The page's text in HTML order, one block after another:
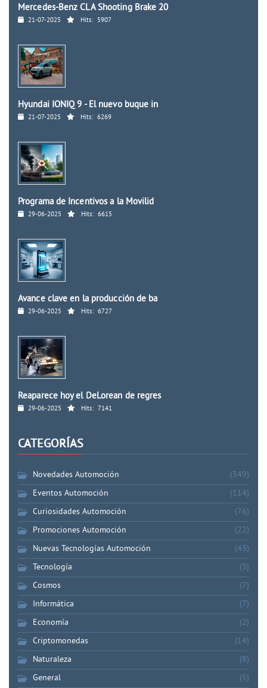
Mercedes-Benz CLA Shooting Brake 20
21-07-2025 Hits: 5907
Hyundai IONIQ 9 - El nuevo buque in
21-07-2025 Hits: 6269
Programa de Incentivos a la Movilid
29-06-2025 Hits: 6615
Avance clave en la producción de ba
29-06-2025 Hits: 6727
Reaparece hoy el DeLorean de regres
29-06-2025 Hits: 7141
CATEGORÍAS
Novedades Automoción
(349)
Eventos Automoción
(114)
Curiosidades Automoción
(76)
Promociones Automoción
(22)
Nuevas Tecnologías Automoción
(43)
Tecnología
(3)
Cosmos
(7)
Informática
(7)
Economía
(2)
Criptomonedas
(14)
Naturaleza
(8)
General
(5)